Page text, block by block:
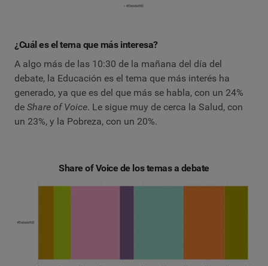
¿Cuál es el tema que más interesa?
A algo más de las 10:30 de la mañana del día del
debate, la Educación es el tema que más interés ha
generado, ya que es del que más se habla, con un 24%
de Share of Voice. Le sigue muy de cerca la Salud, con
un 23%, y la Pobreza, con un 20%.
Share of Voice de los temas a debate